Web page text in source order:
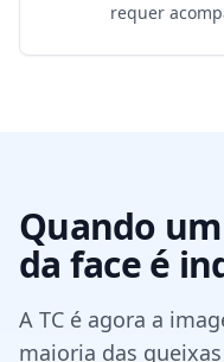
requer
Quando
da face é
A TC é agora a
maioria das